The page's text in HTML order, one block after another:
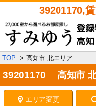
39201170,
TOP 高知市 北エリア
39201170 高知市
エリア変更